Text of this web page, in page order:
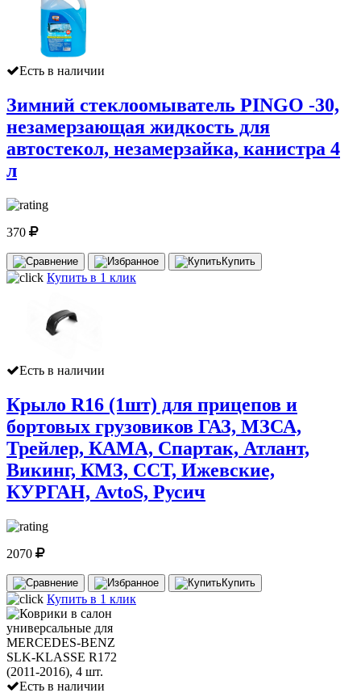
Есть в наличии
Зимний стеклоомыватель PINGO -30,
незамерзающая жидкость для
автостекол, незамерзайка, канистра 4
л
370
Купить
Купить в 1 клик
Есть в наличии
Крыло R16 (1шт) для прицепов и
бортовых грузовиков ГАЗ, МЗСА,
Трейлер, КАМА, Спартак, Атлант,
Викинг, КМЗ, ССТ, Ижевские,
КУРГАН, AvtoS, Русич
2070
Купить
Купить в 1 клик
Есть в наличии